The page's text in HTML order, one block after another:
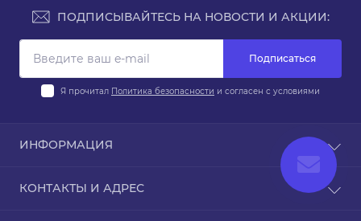
ПОДПИСЫВАЙТЕСЬ НА НОВОСТИ И АКЦИИ:
Подписаться
Я прочитал Политика безопасности и согласен с условиями
ИНФОРМАЦИЯ
Политика безопасности
КОНТАКТЫ И АДРЕС